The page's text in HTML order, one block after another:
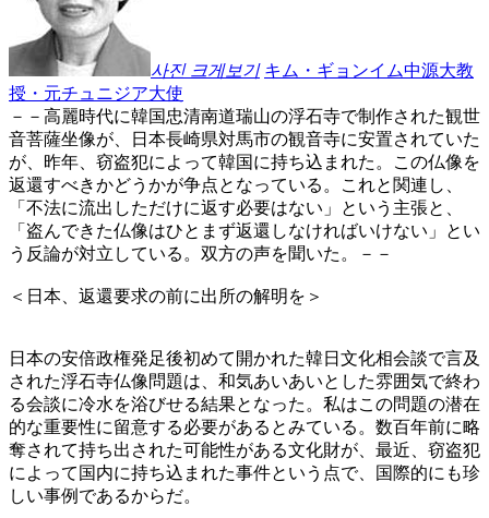
사진 크게보기 キム・ギョンイム中源大教
授・元チュニジア大使
－－高麗時代に韓国忠清南道瑞山の浮石寺で制作された観世
音菩薩坐像が、日本長崎県対馬市の観音寺に安置されていた
が、昨年、窃盗犯によって韓国に持ち込まれた。この仏像を
返還すべきかどうかが争点となっている。これと関連し、
「不法に流出しただけに返す必要はない」という主張と、
「盗んできた仏像はひとまず返還しなければいけない」とい
う反論が対立している。双方の声を聞いた。－－
＜日本、返還要求の前に出所の解明を＞
日本の安倍政権発足後初めて開かれた韓日文化相会談で言及
された浮石寺仏像問題は、和気あいあいとした雰囲気で終わ
る会談に冷水を浴びせる結果となった。私はこの問題の潜在
的な重要性に留意する必要があるとみている。数百年前に略
奪されて持ち出された可能性がある文化財が、最近、窃盗犯
によって国内に持ち込まれた事件という点で、国際的にも珍
しい事例であるからだ。